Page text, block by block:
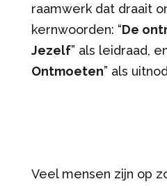
raamwerk dat draait
kernwoorden: “De
Jezelf” als leidraad,
Ontmoeten” als
Veel mensen zijn op